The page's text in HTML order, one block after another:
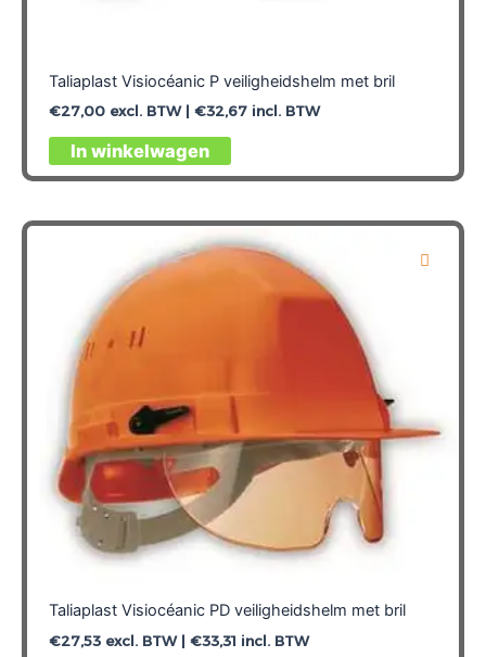
Taliaplast Visiocéanic P veiligheidshelm met bril
€27,00excl. BTW | €32,67incl. BTW
In winkelwagen
Dit
product
meerdere
variaties.
Deze
optie
op
de
productpagina
Taliaplast Visiocéanic PD veiligheidshelm met bril
€27,53excl. BTW | €33,31 incl. BTW